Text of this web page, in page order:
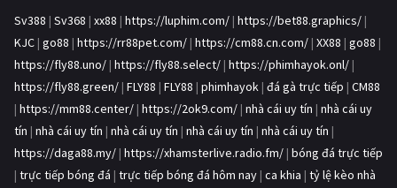
Sv388 | Sv368 | xx88 | https://luphim.com/ | https://bet88.graphics/ |
KJC | go88 | https://rr88pet.com/ | https://cm88.cn.com/ | XX88 | go88 |
https://fly88.uno/ | https://fly88.select/ | https://phimhayok.onl/ |
https://fly88.green/ | FLY88 | FLY88 | phimhayok | đá gà trực tiếp | CM88
| https://mm88.center/ | https://2ok9.com/ | nhà cái uy tín | nhà cái uy
tín | nhà cái uy tín | nhà cái uy tín | nhà cái uy tín | nhà cái uy tín |
https://daga88.my/ | https://xhamsterlive.radio.fm/ | bóng đá trực tiếp
| trực tiếp bóng đá | trực tiếp bóng đá hôm nay | ca khia | tỷ lệ kèo nhà